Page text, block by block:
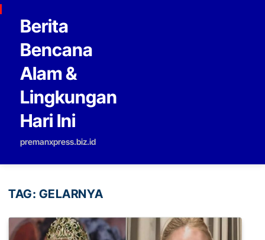
Skip to content
Berita
Bencana
Alam &
Lingkungan
Hari Ini
premanxpress.biz.id
TAG: GELARNYA